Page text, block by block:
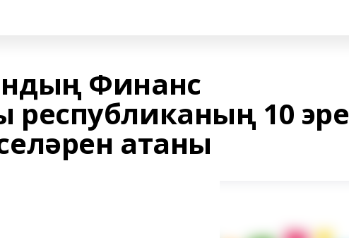
Финанс
10 эре
атаны